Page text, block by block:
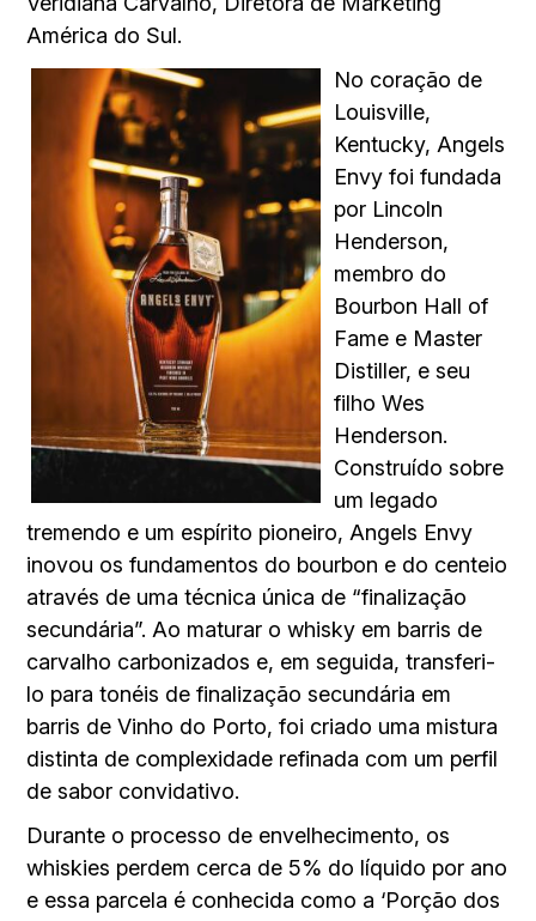
América do Sul.
No coração de
Louisville,
Kentucky, Angels
Envy foi fundada
por Lincoln
Henderson,
membro do
Bourbon Hall of
Fame e Master
Distiller, e seu
filho Wes
Henderson.
Construído sobre
um legado
tremendo e um espírito pioneiro, Angels Envy
inovou os fundamentos do bourbon e do centeio
através de uma técnica única de “finalização
secundária”. Ao maturar o whisky em barris de
carvalho carbonizados e, em seguida, transferi-
lo para tonéis de finalização secundária em
barris de Vinho do Porto, foi criado uma mistura
distinta de complexidade refinada com um perfil
de sabor convidativo.
Durante o processo de envelhecimento, os
whiskies perdem cerca de 5% do líquido por ano
e essa parcela é conhecida como a ‘Porção dos